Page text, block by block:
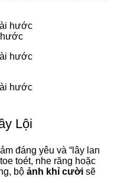
hước
Lội
đáng yêu và “lây lan
toét, nhe răng hoặc
bộ ảnh khỉ cười sẽ